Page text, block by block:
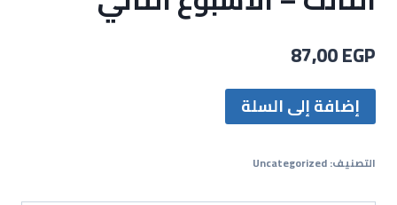
87,00EGP
إضافة إلى السلة
التصنيف:Uncategorized